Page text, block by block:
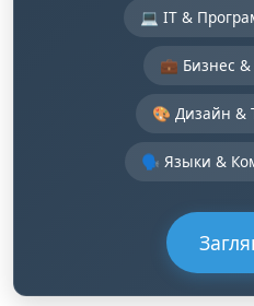
💻 IT &
💼 Бизнес
🎨 Дизайн &
🗣️ Языки &